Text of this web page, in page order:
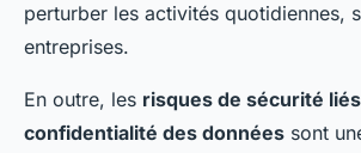
perturber les activités quotidiennes,
entreprises.
En outre, les risques de sécurité
confidentialité des données sont